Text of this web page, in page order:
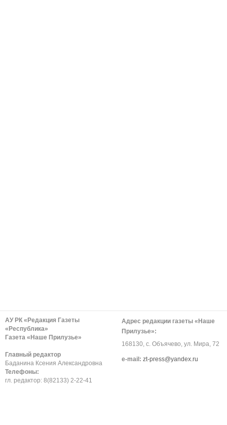
АУ РК «Редакция Газеты
«Республика»
Газета «Наше Прилузье»
Главный редактор
Баданина Ксения Александровна
Телефоны:
гл. редактор: 8(82133) 2-22-41
Адрес редакции газеты «Наше
Прилузье»:
168130, с. Объячево, ул. Мира, 72
е-mail: zt-press@yandex.ru